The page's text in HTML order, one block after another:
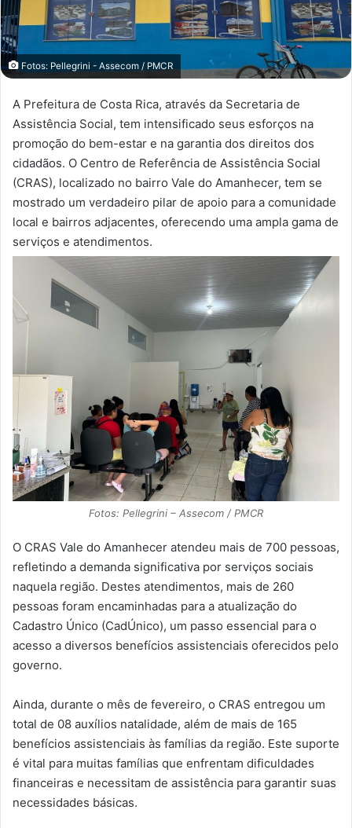
Fotos: Pellegrini - Assecom / PMCR
A Prefeitura de Costa Rica, através da Secretaria de
Assistência Social, tem intensificado seus esforços na
promoção do bem-estar e na garantia dos direitos dos
cidadãos. O Centro de Referência de Assistência Social
(CRAS), localizado no bairro Vale do Amanhecer, tem se
mostrado um verdadeiro pilar de apoio para a comunidade
local e bairros adjacentes, oferecendo uma ampla gama de
serviços e atendimentos.
Fotos: Pellegrini – Assecom / PMCR
O CRAS Vale do Amanhecer atendeu mais de 700 pessoas,
refletindo a demanda significativa por serviços sociais
naquela região. Destes atendimentos, mais de 260
pessoas foram encaminhadas para a atualização do
Cadastro Único (CadÚnico), um passo essencial para o
acesso a diversos benefícios assistenciais oferecidos pelo
governo.
Ainda, durante o mês de fevereiro, o CRAS entregou um
total de 08 auxílios natalidade, além de mais de 165
benefícios assistenciais às famílias da região. Este suporte
é vital para muitas famílias que enfrentam dificuldades
financeiras e necessitam de assistência para garantir suas
necessidades básicas.